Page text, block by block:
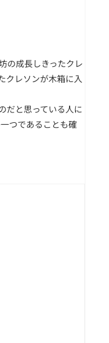
の成長しきったクレ
クレソンが木箱に入
だと思っている人に
つであることも確